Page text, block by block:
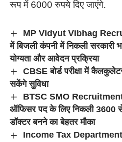
रूप में 6000 रुपये दिए जाएंगे.
MP Vidyut Vibhag
में बिजली कंपनी में निकली सरकारी
योग्यता और आवेदन प्रक्रिया
CBSE बोर्ड परीक्षा में
सकेंगे सुविधा
BTSC SMO Recruitment
ऑफिसर पद के लिए निकली 3600 से
डॉक्टर बनने का बेहतर मौका
Income Tax